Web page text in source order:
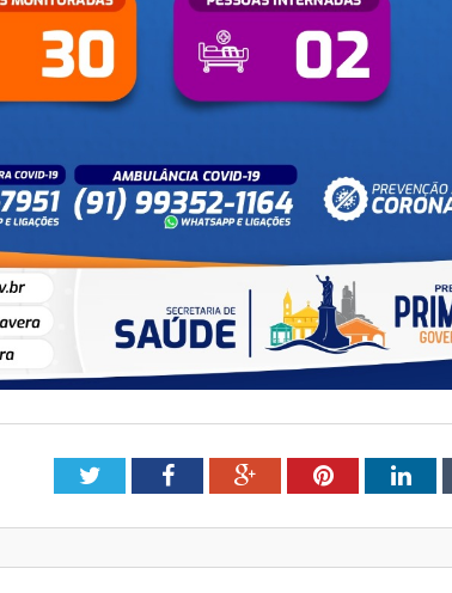
TwitterFacebookGoogle+Pinterest